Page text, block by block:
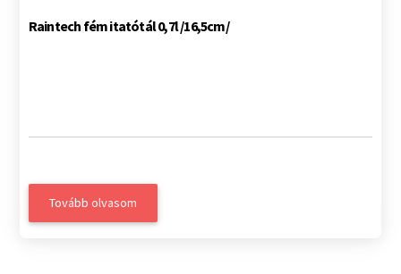
Raintech fém itatótál 0,7l /16,5cm/
Tovább olvasom